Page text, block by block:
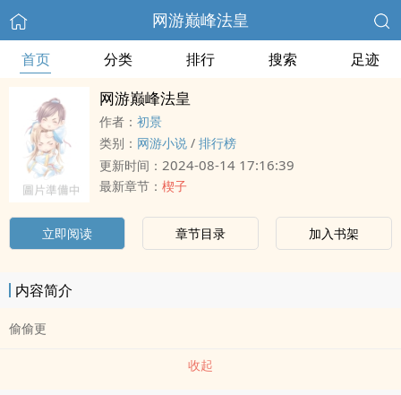
网游巅峰法皇
首页 分类 排行 搜索 足迹
网游巅峰法皇
作者： 初景
类别： 网游小说 / 排行榜
更新时间： 2024-08-14 17:16:39
最新章节： 楔子
立即阅读 章节目录 加入书架
内容简介
偷偷更
收起